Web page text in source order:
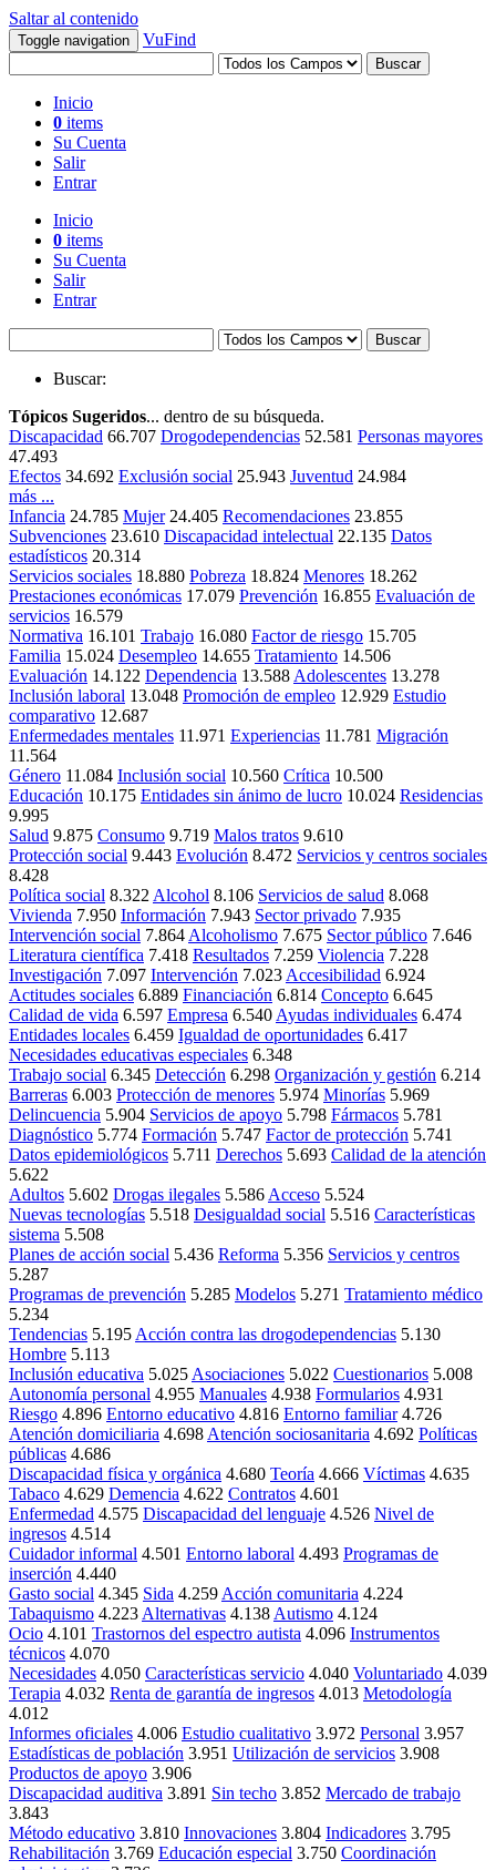
Saltar al contenido
Toggle navigation VuFind
Buscar
Inicio
0 items
Su Cuenta
Salir
Entrar
Inicio
0 items
Su Cuenta
Salir
Entrar
Buscar
Buscar:
Tópicos Sugeridos... dentro de su búsqueda.
Discapacidad 66.707 Drogodependencias 52.581 Personas mayores
47.493
Efectos 34.692 Exclusión social 25.943 Juventud 24.984
más ...
Infancia 24.785 Mujer 24.405 Recomendaciones 23.855
Subvenciones 23.610 Discapacidad intelectual 22.135 Datos
estadísticos 20.314
Servicios sociales 18.880 Pobreza 18.824 Menores 18.262
Prestaciones económicas 17.079 Prevención 16.855 Evaluación de
servicios 16.579
Normativa 16.101 Trabajo 16.080 Factor de riesgo 15.705
Familia 15.024 Desempleo 14.655 Tratamiento 14.506
Evaluación 14.122 Dependencia 13.588 Adolescentes 13.278
Inclusión laboral 13.048 Promoción de empleo 12.929 Estudio
comparativo 12.687
Enfermedades mentales 11.971 Experiencias 11.781 Migración
11.564
Género 11.084 Inclusión social 10.560 Crítica 10.500
Educación 10.175 Entidades sin ánimo de lucro 10.024 Residencias
9.995
Salud 9.875 Consumo 9.719 Malos tratos 9.610
Protección social 9.443 Evolución 8.472 Servicios y centros sociales
8.428
Política social 8.322 Alcohol 8.106 Servicios de salud 8.068
Vivienda 7.950 Información 7.943 Sector privado 7.935
Intervención social 7.864 Alcoholismo 7.675 Sector público 7.646
Literatura científica 7.418 Resultados 7.259 Violencia 7.228
Investigación 7.097 Intervención 7.023 Accesibilidad 6.924
Actitudes sociales 6.889 Financiación 6.814 Concepto 6.645
Calidad de vida 6.597 Empresa 6.540 Ayudas individuales 6.474
Entidades locales 6.459 Igualdad de oportunidades 6.417
Necesidades educativas especiales 6.348
Trabajo social 6.345 Detección 6.298 Organización y gestión 6.214
Barreras 6.003 Protección de menores 5.974 Minorías 5.969
Delincuencia 5.904 Servicios de apoyo 5.798 Fármacos 5.781
Diagnóstico 5.774 Formación 5.747 Factor de protección 5.741
Datos epidemiológicos 5.711 Derechos 5.693 Calidad de la atención
5.622
Adultos 5.602 Drogas ilegales 5.586 Acceso 5.524
Nuevas tecnologías 5.518 Desigualdad social 5.516 Características
sistema 5.508
Planes de acción social 5.436 Reforma 5.356 Servicios y centros
5.287
Programas de prevención 5.285 Modelos 5.271 Tratamiento médico
5.234
Tendencias 5.195 Acción contra las drogodependencias 5.130
Hombre 5.113
Inclusión educativa 5.025 Asociaciones 5.022 Cuestionarios 5.008
Autonomía personal 4.955 Manuales 4.938 Formularios 4.931
Riesgo 4.896 Entorno educativo 4.816 Entorno familiar 4.726
Atención domiciliaria 4.698 Atención sociosanitaria 4.692 Políticas
públicas 4.686
Discapacidad física y orgánica 4.680 Teoría 4.666 Víctimas 4.635
Tabaco 4.629 Demencia 4.622 Contratos 4.601
Enfermedad 4.575 Discapacidad del lenguaje 4.526 Nivel de
ingresos 4.514
Cuidador informal 4.501 Entorno laboral 4.493 Programas de
inserción 4.440
Gasto social 4.345 Sida 4.259 Acción comunitaria 4.224
Tabaquismo 4.223 Alternativas 4.138 Autismo 4.124
Ocio 4.101 Trastornos del espectro autista 4.096 Instrumentos
técnicos 4.070
Necesidades 4.050 Características servicio 4.040 Voluntariado 4.039
Terapia 4.032 Renta de garantía de ingresos 4.013 Metodología
4.012
Informes oficiales 4.006 Estudio cualitativo 3.972 Personal 3.957
Estadísticas de población 3.951 Utilización de servicios 3.908
Productos de apoyo 3.906
Discapacidad auditiva 3.891 Sin techo 3.852 Mercado de trabajo
3.843
Método educativo 3.810 Innovaciones 3.804 Indicadores 3.795
Rehabilitación 3.769 Educación especial 3.750 Coordinación